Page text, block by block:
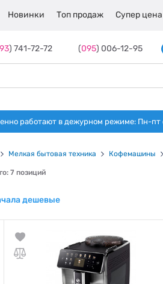
Новинки Топ продаж Супер цена
) 741-72-72 (095) 006-12-95
работают в дежурном режиме: Пн-пт с
Мелкая бытовая техника Кофемашины
7 позиций
дешевые